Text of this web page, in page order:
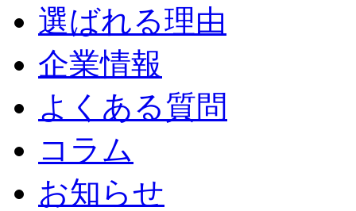
選ばれる理由
企業情報
よくある質問
コラム
お知らせ